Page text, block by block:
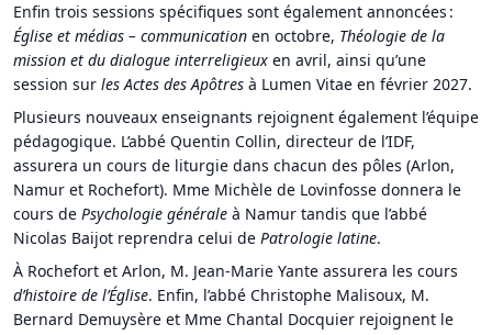
Enfin trois sessions spécifiques sont également annoncées :
Église et médias – communication en octobre, Théologie de la
mission et du dialogue interreligieux en avril, ainsi qu’une
session sur les Actes des Apôtres à Lumen Vitae en février 2027.
Plusieurs nouveaux enseignants rejoignent également l’équipe
pédagogique. L’abbé Quentin Collin, directeur de l’IDF,
assurera un cours de liturgie dans chacun des pôles (Arlon,
Namur et Rochefort). Mme Michèle de Lovinfosse donnera le
cours de Psychologie générale à Namur tandis que l’abbé
Nicolas Baijot reprendra celui de Patrologie latine.
À Rochefort et Arlon, M. Jean-Marie Yante assurera les cours
d’histoire de l’Église. Enfin, l’abbé Christophe Malisoux, M.
Bernard Demuysère et Mme Chantal Docquier rejoignent le